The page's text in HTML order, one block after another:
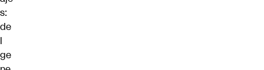
s:
de
l
ge